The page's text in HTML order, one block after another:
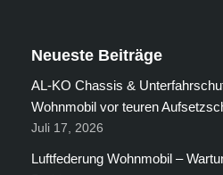
Neueste Beiträge
AL-KO Chassis &
Wohnmobil vor teuren
Juli 17, 2026
Luftfederung Wohnmobil –